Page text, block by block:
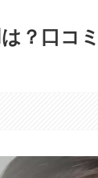
？口コ